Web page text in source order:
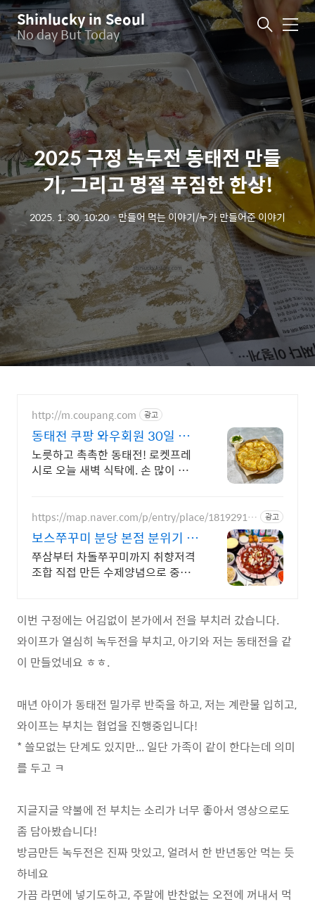
Shinlucky in Seoul
No day But Today 메
뉴
2025 구정 녹두전 동태전 만들
기, 그리고 명절 푸짐한 한상!
2025. 1. 30. 10:20ㆍ만들어 먹는 이야기/누가 만들어준 이야기
http://m.coupang.com 광고
동태전 쿠팡 와우회원 30일 반
품
노릇하고 촉촉한 동태전! 로켓프레
시로 오늘 새벽 식탁에. 손 많이 가는
https://map.naver.com/p/entry/place/18192913 광고
보스쭈꾸미 분당 본점 분위기 좋
은 야장맛집
쭈삼부터 차돌쭈꾸미까지 취향저격
조합 직접 만든 수제양념으로 중독
이번 구정에는 어김없이 본가에서 전을 부치러 갔습니다.
와이프가 열심히 녹두전을 부치고, 아기와 저는 동태전을 같
이 만들었네요 ㅎㅎ.
매년 아이가 동태전 밀가루 반죽을 하고, 저는 계란물 입히고,
와이프는 부치는 협업을 진행중입니다!
* 쓸모없는 단계도 있지만... 일단 가족이 같이 한다는데 의미
를 두고 ㅋ
지글지글 약불에 전 부치는 소리가 너무 좋아서 영상으로도
좀 담아봤습니다!
방금만든 녹두전은 진짜 맛있고, 얼려서 한 반년동안 먹는 듯
하네요
가끔 라면에 넣기도하고, 주말에 반찬없는 오전에 꺼내서 먹